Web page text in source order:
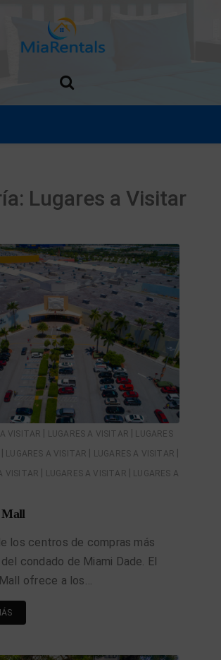
Lugares a Visitar
VISITAR | LUGARES A VISITAR | LUGARES
| LUGARES A VISITAR | LUGARES A VISITAR |
VISITAR | LUGARES A VISITAR | LUGARES A
los centros de compras más
condado de Miami Dade. El
ofrece a los…